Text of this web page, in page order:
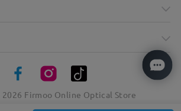
2026 Firmoo Online Optical Store